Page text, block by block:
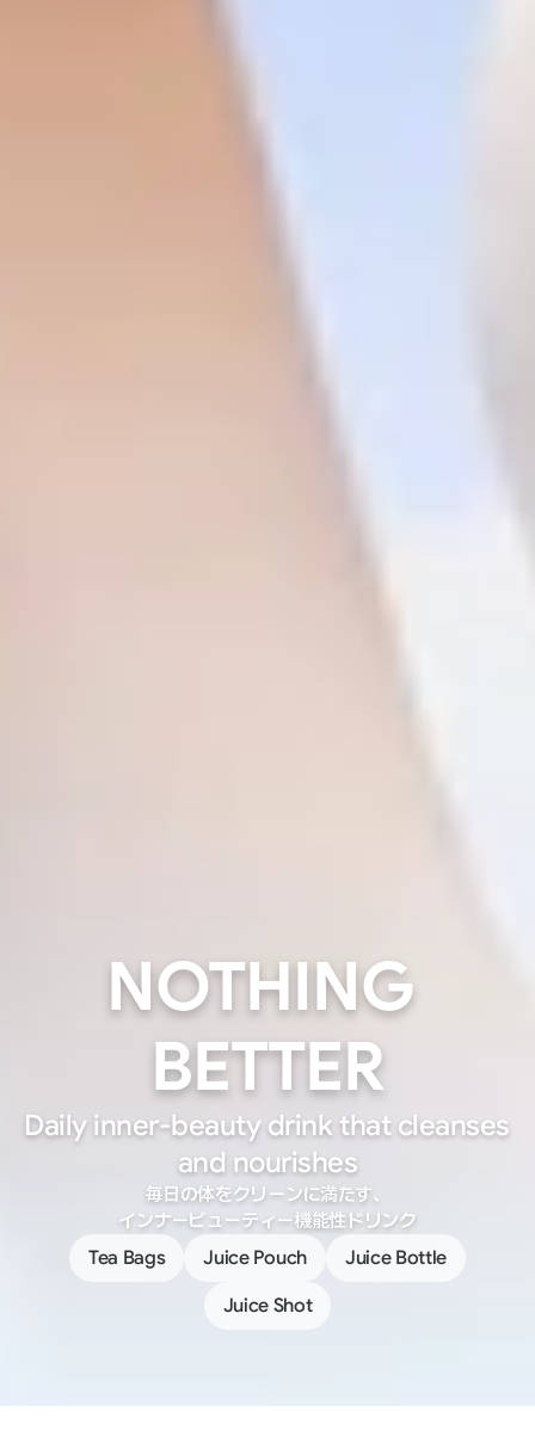
NOTHING
BETTER
Daily inner-beauty drink that cleanses
and nourishes
毎日の体をクリーンに満たす、
インナービューティー機能性ドリンク
Tea Bags Juice Pouch
Juice Bottle
Juice Shot